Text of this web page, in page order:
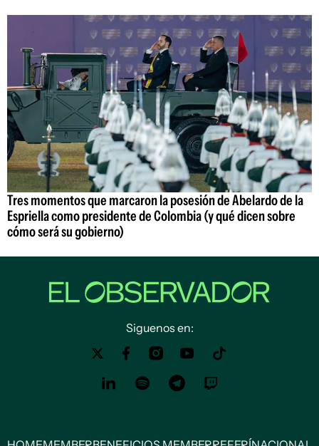
Tres momentos que marcaron la posesión de Abelardo de la
Espriella como presidente de Colombia (y qué dicen sobre
cómo será su gobierno)
Siguenos en: